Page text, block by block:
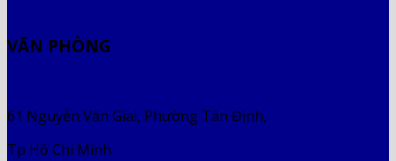
VĂN PHÒNG
61 Nguyễn Văn Giai, Phường Tân Định,
Tp Hồ Chí Minh